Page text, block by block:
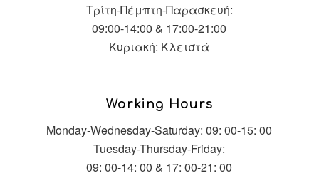
Τρίτη-Πέμπτη-Παρασκευή:
09:00-14:00 & 17:00-21:00
Κυριακή: Κλειστά
Working Hours
Monday-Wednesday-Saturday: 09: 00-15: 00
Tuesday-Thursday-Friday:
09: 00-14: 00 & 17: 00-21: 00